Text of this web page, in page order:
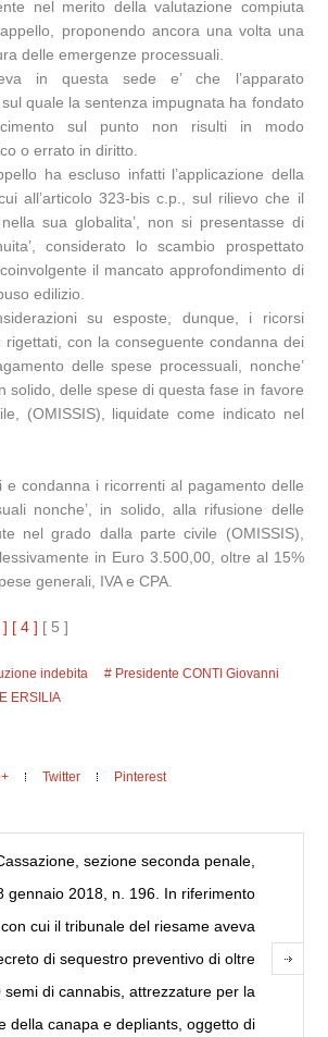
nel merito della valutazione compiuta
proponendo ancora una volta una
delle emergenze processuali.
in questa sede e’ che l’apparato
quale la sentenza impugnata ha fondato
sul punto non risulti in modo
o errato in diritto.
ha escluso infatti l’applicazione della
all’articolo 323-bis c.p., sul rilievo che il
sua globalita’, non si presentasse di
considerato lo scambio prospettato
il mancato approfondimento di
edilizio.
su esposte, dunque, i ricorsi
rigettati, con la conseguente condanna dei
delle spese processuali, nonche’
solido, delle spese di questa fase in favore
(OMISSIS), liquidate come indicato nel
e condanna i ricorrenti al pagamento delle
nonche’, in solido, alla rifusione delle
nel grado dalla parte civile (OMISSIS),
in Euro 3.500,00, oltre al 15%
generali, IVA e CPA.
] [ 4 ] [ 5 ]
indebita
Presidente CONTI Giovanni
ERSILIA
Twitter Pinterest
sezione seconda penale,
gennaio 2018, n. 196. In riferimento
cui il tribunale del riesame aveva
di sequestro preventivo di oltre
semi di cannabis, attrezzature per la
della canapa e depliants, oggetto di